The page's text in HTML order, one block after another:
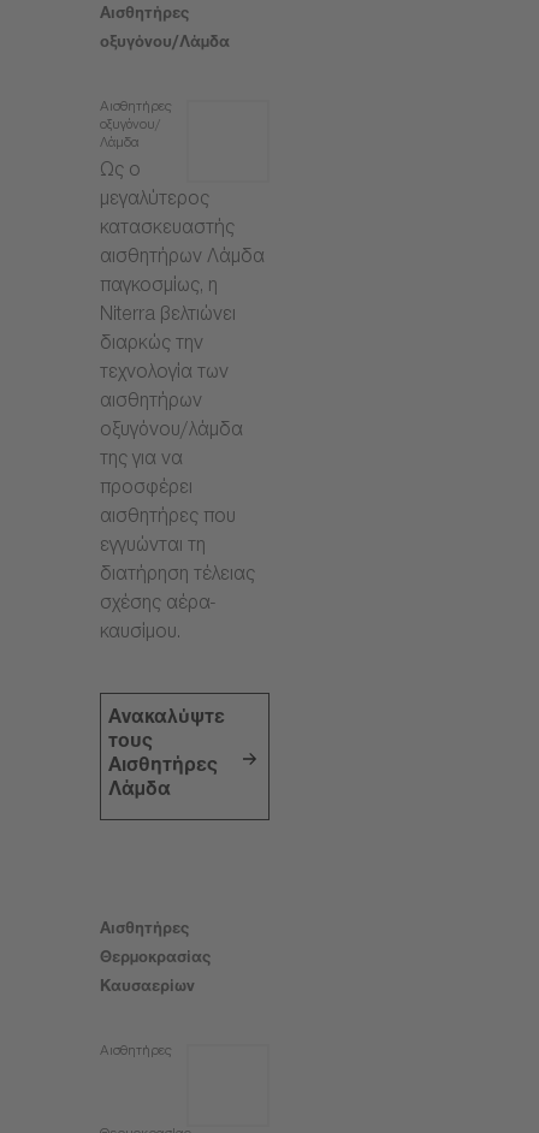
Αισθητήρες
οξυγόνου/Λάμδα
Αισθητήρες
οξυγόνου/
Λάμδα
Ως ο
μεγαλύτερος
κατασκευαστής
αισθητήρων Λάμδα
παγκοσμίως, η
Niterra βελτιώνει
διαρκώς την
τεχνολογία των
αισθητήρων
οξυγόνου/λάμδα
της για να
προσφέρει
αισθητήρες που
εγγυώνται τη
διατήρηση τέλειας
σχέσης αέρα-
καυσίμου.
Ανακαλύψτε
τους
Αισθητήρες
Λάμδα
Αισθητήρες
Θερμοκρασίας
Καυσαερίων
Αισθητήρες